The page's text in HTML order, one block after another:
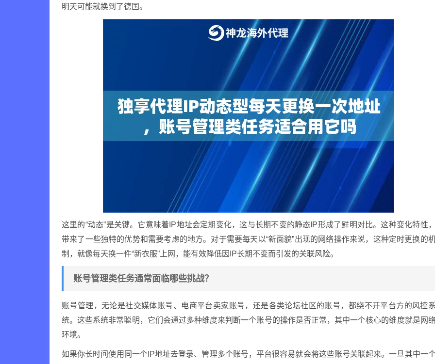
明天可能就换到了德国。
这里的“动态”是关键。它意味着IP地址会定期变化，这与长期不变的静态IP形成了鲜明对比。这种变化特性，
带来了一些独特的优势和需要考虑的地方。对于需要每天以“新面貌”出现的网络操作来说，这种定时更换的
制，就像每天换一件“新衣服”上网，能有效降低因IP长期不变而引发的关联风险。
账号管理类任务通常面临哪些挑战？
账号管理，无论是社交媒体账号、电商平台卖家账号，还是各类论坛社区的账号，都绕不开平台方的风控系
统。这些系统非常聪明，它们会通过多种维度来判断一个账号的操作是否正常，其中一个核心的维度就是网
环境。
如果你长时间使用同一个IP地址去登录、管理多个账号，平台很容易就会将这些账号关联起来。一旦其中一